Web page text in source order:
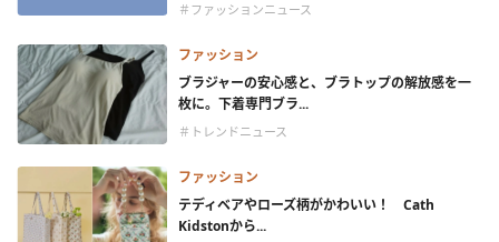
＃ファッションニュース
ファッション
ブラジャーの安心感と、ブラトップの解放感を一
枚に。下着専門ブラ...
＃トレンドニュース
ファッション
テディベアやローズ柄がかわいい！ Cath
Kidstonから...